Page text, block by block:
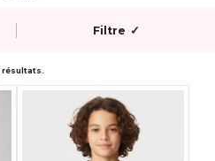
Filtre ✓
résultats.